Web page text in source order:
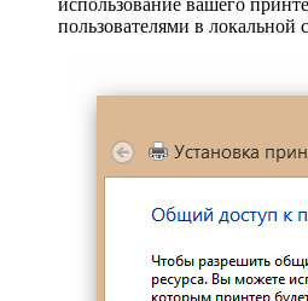
пользователями в локальной